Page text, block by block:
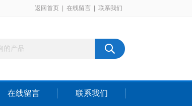
返回首页 在线留言 联系我们
在线留言 联系我们